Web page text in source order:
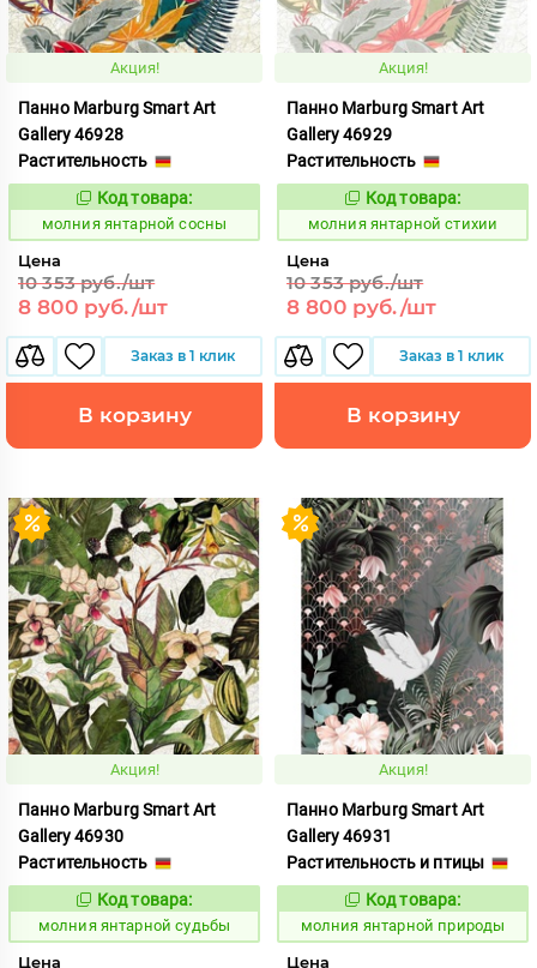
Акция!
Панно Marburg Smart Art
Gallery 46928
Растительность
1015472
Код товара:
молния янтарной сосны
Цена
10 353 руб./шт
8 800 руб./шт
Заказ в 1 клик
В корзину
Акция!
Панно Marburg Smart Art
Gallery 46929
Растительность
1015473
Код товара:
молния янтарной стихии
Цена
10 353 руб./шт
8 800 руб./шт
Заказ в 1 клик
В корзину
Акция!
Панно Marburg Smart Art
Gallery 46930
Растительность
1015474
Код товара:
молния янтарной судьбы
Цена
Акция!
Панно Marburg Smart Art
Gallery 46931
Растительность и птицы
1015475
Код товара:
молния янтарной природы
Цена